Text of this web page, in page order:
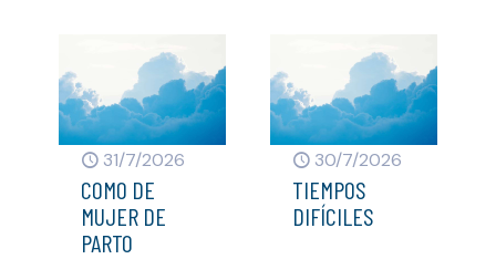
31/7/2026
COMO DE
MUJER DE
PARTO
30/7/2026
TIEMPOS
DIFÍCILES